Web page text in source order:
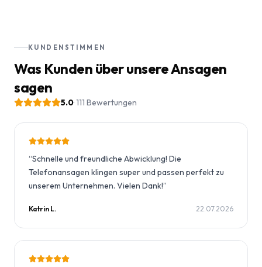
KUNDENSTIMMEN
Was Kunden über unsere Ansagen
sagen
5.0·111 Bewertungen
“Schnelle und freundliche Abwicklung! Die
Telefonansagen klingen super und passen perfekt zu
unserem Unternehmen. Vielen Dank!”
Katrin L. 22.07.2026